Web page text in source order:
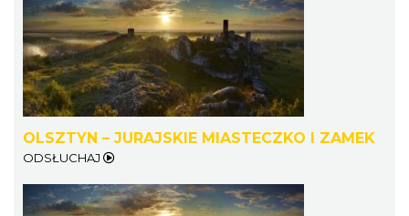
OLSZTYN – JURAJSKIE MIASTECZKO I ZAMEK
ODSŁUCHAJ